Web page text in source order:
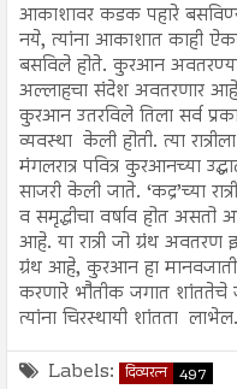
आकाशावर कडक पहारे
नये, त्यांना आकाशात काही
बसविले होते. कुरआन
अल्लाहचा संदेश अवतरणार आहे.
कुरआन उतरविले तिला सर्व
व्यवस्था केली होती. त्या
मंगलरात्र पवित्र कुरआनच्या
साजरी केली जाते. ‘कद्र’च्या
व समृद्धीचा वर्षाव होत असतो
आहे. या रात्री जो ग्रंथ
ग्रंथ आहे, कुरआन हा
करणारे भौतीक जगात
त्यांना चिरस्थायी शांतता लाभेल.
Labels: दिव्यरत्न 497